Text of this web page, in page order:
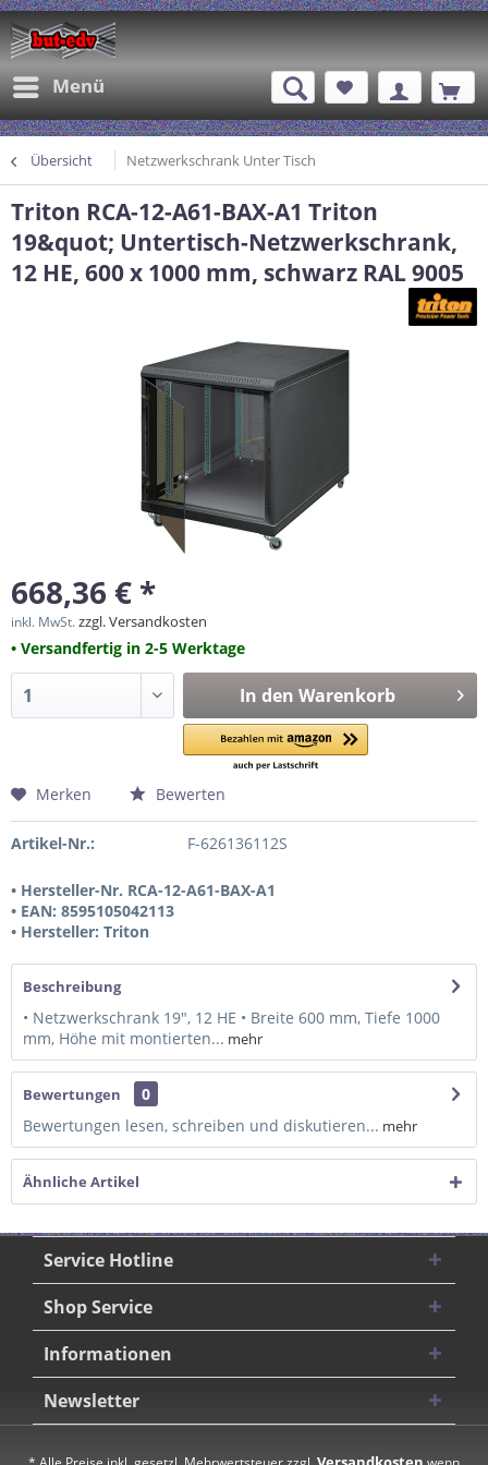
Menü
Übersicht Netzwerkschrank Unter Tisch
Triton RCA-12-A61-BAX-A1 Triton
19&quot; Untertisch-Netzwerkschrank,
12 HE, 600 x 1000 mm, schwarz RAL 9005
668,36 € *
inkl. MwSt.zzgl. Versandkosten
• Versandfertig in 2-5 Werktage
In den Warenkorb
Merken Bewerten
Artikel-Nr.: F-626136112S
• Hersteller-Nr. RCA-12-A61-BAX-A1
• EAN: 8595105042113
• Hersteller: Triton
Beschreibung
• Netzwerkschrank 19", 12 HE • Breite 600 mm, Tiefe 1000
mm, Höhe mit montierten... mehr
Bewertungen
0
Bewertungen lesen, schreiben und diskutieren... mehr
Ähnliche Artikel
Service Hotline
Shop Service
Informationen
Newsletter